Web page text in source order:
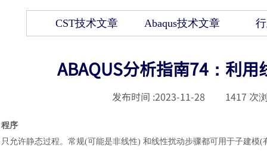
CST技术文章 Abaqus技术文章
ABAQUS分析指南74：利
发布时间 :2023-11-28 1417 次
程序
只允许静态过程。常规(可能是非线性) 和线性扰动步骤都可用于子建模